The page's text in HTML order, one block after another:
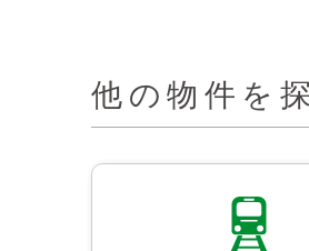
他の物件を